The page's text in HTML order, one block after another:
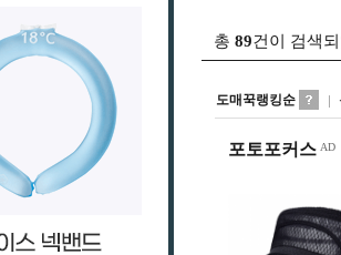
총 89건이 검색
도매꾹랭킹순
포토포커스